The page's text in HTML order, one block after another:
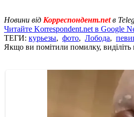
Новини від Корреспондент.netв
Читайте Korrespondent.net в Google
ТЕГИ: курьезы, фото, Лобода,
Якщо ви помітили помилку, виділіть